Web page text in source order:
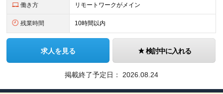
働き方 リモートワークがメイン
残業時間 10時間以内
求人を見る 検討中に入れる
掲載終了予定日： 2026.08.24